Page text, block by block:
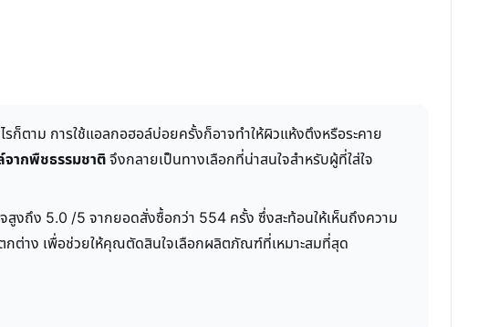
ตาม การใช้แอลกอฮอล์บ่อยครั้งก็อาจทำให้ผิวแห้งตึงหรือระคาย
ากพืชธรรมชาติจึงกลายเป็นทางเลือกที่น่าสนใจสำหรับผู้ที่ใส่ใจ
งถึง 5.0 /5 จากยอดสั่งซื้อกว่า 554 ครั้ง ซึ่งสะท้อนให้เห็นถึงความ
กต่าง เพื่อช่วยให้คุณตัดสินใจเลือกผลิตภัณฑ์ที่เหมาะสมที่สุด